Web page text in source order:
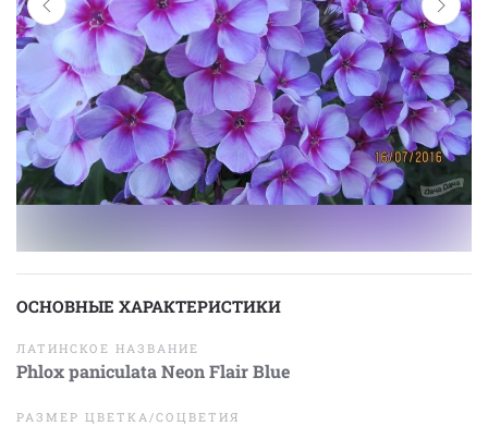
ОСНОВНЫЕ ХАРАКТЕРИСТИКИ
ЛАТИНСКОЕ НАЗВАНИЕ
Phlox paniculata Neon Flair Blue
РАЗМЕР ЦВЕТКА/СОЦВЕТИЯ